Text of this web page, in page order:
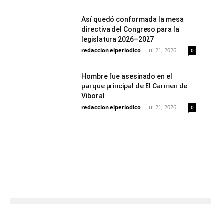
Así quedó conformada la mesa
directiva del Congreso para la
legislatura 2026–2027
redaccion elperiodico - Jul 21, 2026 0
Hombre fue asesinado en el
parque principal de El Carmen de
Viboral
redaccion elperiodico - Jul 21, 2026 0